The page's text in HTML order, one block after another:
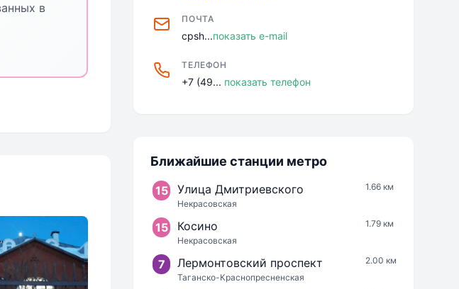
в
ПОЧТА
cpsh...показать e-mail
ТЕЛЕФОН
+7 (49... показать телефон
Ближайшие станции метро
15 Улица Дмитриевского
Некрасовская
1.66 км
15 Косино
Некрасовская
1.79 км
7 Лермонтовский проспект
Таганско-Краснопресненская
2.00 км